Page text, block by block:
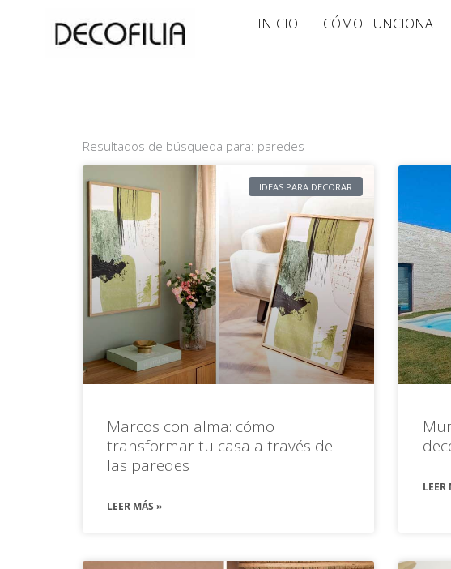
INICIO CÓMO FUNCIONA
Resultados de búsqueda para: paredes
IDEAS PARA DECORAR
Marcos con alma: cómo
transformar tu casa a través de
las paredes
LEER MÁS »
LEER